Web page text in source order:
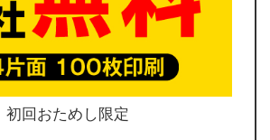
初回おためし限定